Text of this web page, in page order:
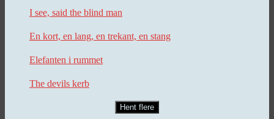
I see, said the blind man
En kort, en lang, en trekant, en stang
Elefanten i rummet
The devils kerb
Hent flere